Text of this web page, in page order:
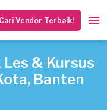
Cari Vendor Terbaik!
& Kursus
Banten